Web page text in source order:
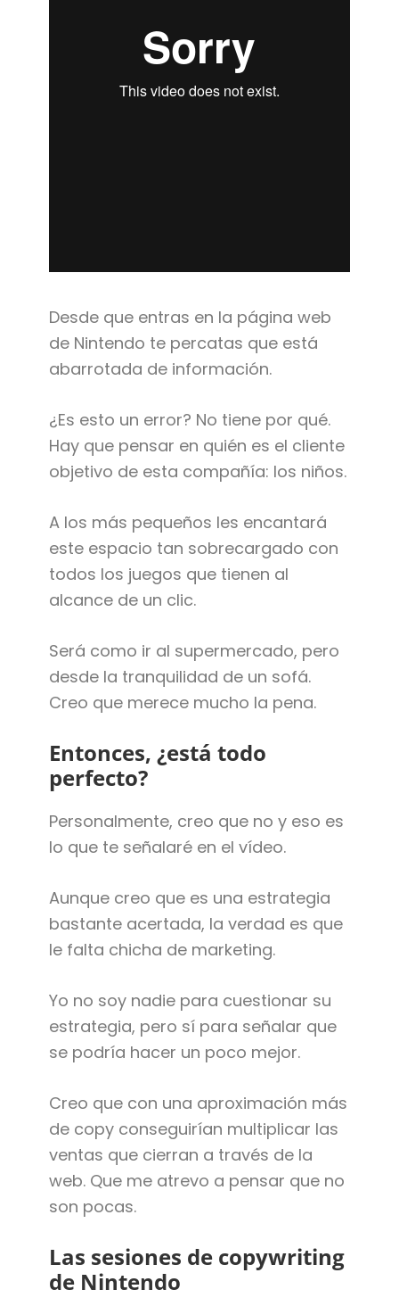
Desde que entras en la página web
de Nintendo te percatas que está
abarrotada de información.
¿Es esto un error? No tiene por qué.
Hay que pensar en quién es el cliente
objetivo de esta compañía: los niños.
A los más pequeños les encantará
este espacio tan sobrecargado con
todos los juegos que tienen al
alcance de un clic.
Será como ir al supermercado, pero
desde la tranquilidad de un sofá.
Creo que merece mucho la pena.
Entonces, ¿está todo
perfecto?
Personalmente, creo que no y eso es
lo que te señalaré en el vídeo.
Aunque creo que es una estrategia
bastante acertada, la verdad es que
le falta chicha de marketing.
Yo no soy nadie para cuestionar su
estrategia, pero sí para señalar que
se podría hacer un poco mejor.
Creo que con una aproximación más
de copy conseguirían multiplicar las
ventas que cierran a través de la
web. Que me atrevo a pensar que no
son pocas.
Las sesiones de copywriting
de Nintendo